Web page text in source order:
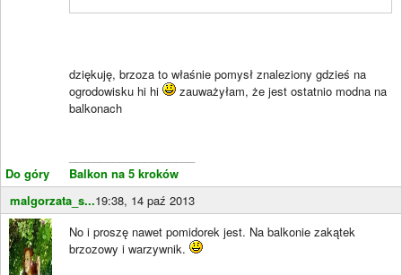
Do góry
dziękuję, brzoza to właśnie pomysł znaleziony gdzieś na
ogrodowisku hi hi
zauważyłam, że jest ostatnio modna na
balkonach
Balkon na 5 kroków
malgorzata_s...19:38, 14 paź 2013
No i proszę nawet pomidorek jest. Na balkonie zakątek
brzozowy i warzywnik.